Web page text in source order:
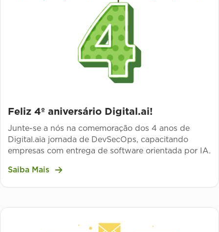
Feliz 4º aniversário Digital.ai!
Junte-se a nós na comemoração dos 4 anos de
Digital.aia jornada de DevSecOps, capacitando
empresas com entrega de software orientada por IA.
Saiba Mais